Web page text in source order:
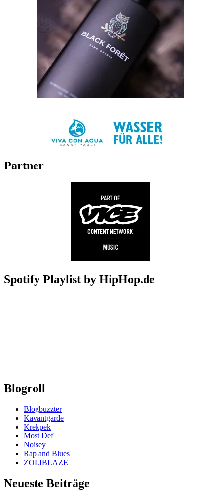
Partner
Spotify Playlist by HipHop.de
Blogroll
Blogbuzzter
Kavantgarde
Krekpek
Most Def
Noisey
Rap and Blues
ZOLIBLAZE
Neueste Beiträge